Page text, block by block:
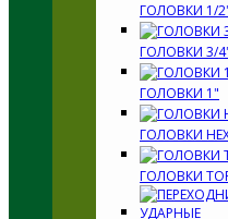
ГОЛОВКИ 1/
ГОЛОВКИ 3/
ГОЛОВКИ 1"
ГОЛОВКИ
ГОЛОВКИ